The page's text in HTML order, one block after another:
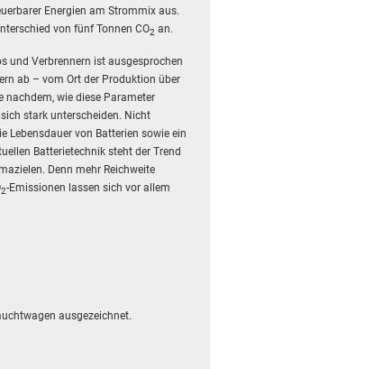
Energien am Strommix aus.
von fünf Tonnen CO2 an.
und Verbrennern ist ausgesprochen
ab – vom Ort der Produktion über
nachdem, wie diese Parameter
stark unterscheiden. Nicht
Lebensdauer von Batterien sowie ein
Batterietechnik steht der Trend
Denn mehr Reichweite
2-Emissionen lassen sich vor allem
ausgezeichnet.